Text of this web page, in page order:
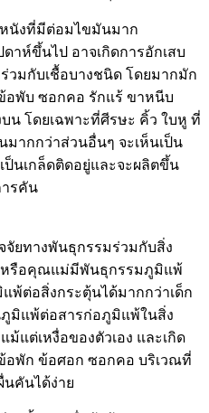
หนังที่มีต่อมไขมันมาก
าห์ขึ้นไป อาจเกิดการอักเสบ
วมกับเชื้อบางชนิด โดยมากมัก
อพับ ซอกคอ รักแร้ ขาหนีบ
น โดยเฉพาะที่ศีรษะ คิ้ว ใบหู ที่
ากกว่าส่วนอื่นๆ จะเห็นเป็น
ป็นเกล็ดติดอยู่และจะผลิตขึ้น
รคัน
จัยทางพันธุกรรมร่วมกับสิ่ง
รือคุณแม่มีพันธุกรรมภูมิแพ้
แพ้ต่อสิ่งกระตุ้นได้มากกว่าเด็ก
ภูมิแพ้ต่อสารก่อภูมิแพ้ในสิ่ง
แต่เหงื่อของตัวเอง และเกิด
พัก ข้อศอก ซอกคอ บริเวณที่
นคันได้ง่าย